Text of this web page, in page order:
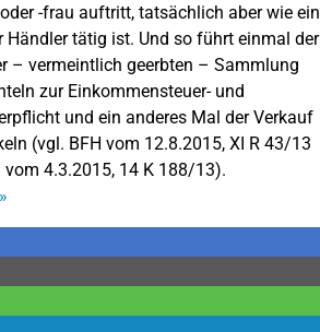
-frau auftritt, tatsächlich aber wie ein
Händler tätig ist. Und so führt einmal der
– vermeintlich geerbten – Sammlung
zur Einkommensteuer- und
und ein anderes Mal der Verkauf
(vgl. BFH vom 12.8.2015, XI R 43/13
vom 4.3.2015, 14 K 188/13).
»